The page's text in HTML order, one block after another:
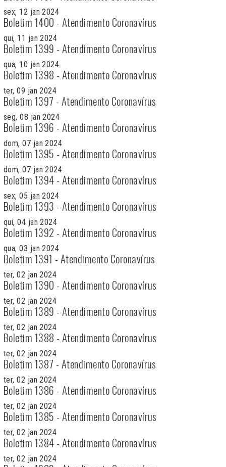
sex, 12 jan 2024
Boletim 1400 - Atendimento Coronavírus
qui, 11 jan 2024
Boletim 1399 - Atendimento Coronavírus
qua, 10 jan 2024
Boletim 1398 - Atendimento Coronavírus
ter, 09 jan 2024
Boletim 1397 - Atendimento Coronavírus
seg, 08 jan 2024
Boletim 1396 - Atendimento Coronavírus
dom, 07 jan 2024
Boletim 1395 - Atendimento Coronavírus
dom, 07 jan 2024
Boletim 1394 - Atendimento Coronavírus
sex, 05 jan 2024
Boletim 1393 - Atendimento Coronavírus
qui, 04 jan 2024
Boletim 1392 - Atendimento Coronavírus
qua, 03 jan 2024
Boletim 1391 - Atendimento Coronavírus
ter, 02 jan 2024
Boletim 1390 - Atendimento Coronavírus
ter, 02 jan 2024
Boletim 1389 - Atendimento Coronavírus
ter, 02 jan 2024
Boletim 1388 - Atendimento Coronavírus
ter, 02 jan 2024
Boletim 1387 - Atendimento Coronavírus
ter, 02 jan 2024
Boletim 1386 - Atendimento Coronavírus
ter, 02 jan 2024
Boletim 1385 - Atendimento Coronavírus
ter, 02 jan 2024
Boletim 1384 - Atendimento Coronavírus
ter, 02 jan 2024